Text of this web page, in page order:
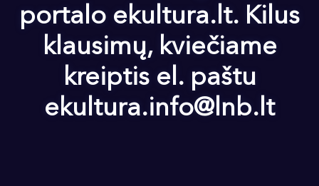
portalo ekultura.lt. Kilus
klausimų, kviečiame
kreiptis el. paštu
ekultura.info@lnb.lt